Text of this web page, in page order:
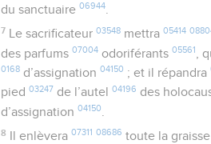
du sanctuaire06944.
7 Le sacrificateur 03548mettra 05414
des parfums07004 odoriférants05561 ,
0168 d’assignation04150 ; et il répandra
pied03247 de l’autel04196 des
d’assignation04150
8 Il enlèvera 07311 08686 toute la graisse